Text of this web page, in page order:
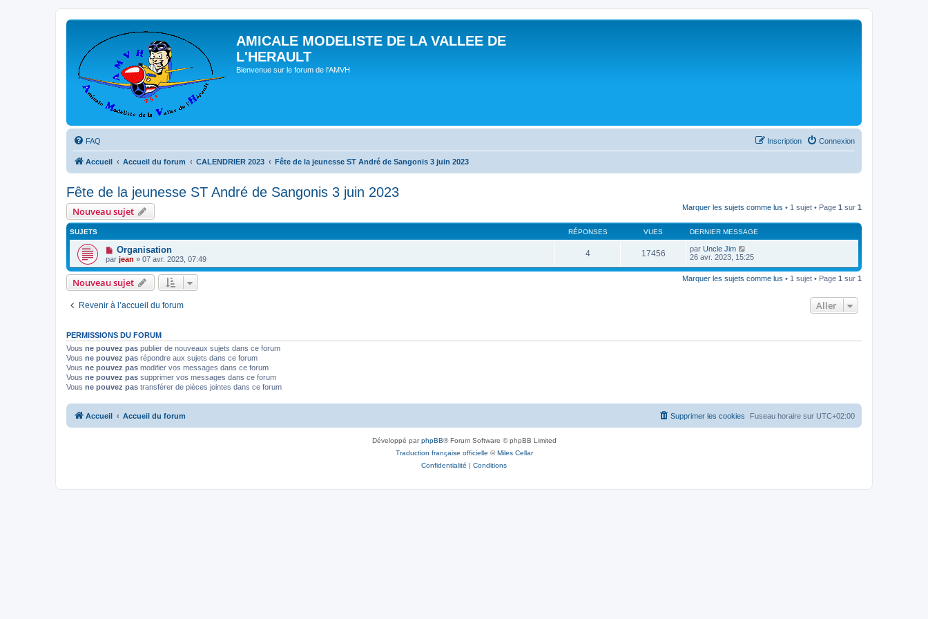
AMICALE MODELISTE DE LA VALLEE DE
L'HERAULT
Bienvenue sur le forum de l'AMVH
FAQ Connexion
Inscription
Accueil Accueil du forum CALENDRIER 2023 Fête de la jeunesse ST André de Sangonis 3 juin 2023
Fête de la jeunesse ST André de Sangonis 3 juin 2023
Nouveau sujet Marquer les sujets comme lus • 1 sujet • Page 1 sur 1
SUJETS RÉPONSES VUES DERNIER MESSAGE
Organisation
par jean » 07 avr. 2023, 07:49
4 17456 par Uncle Jim
26 avr. 2023, 15:25
Nouveau sujet Marquer les sujets comme lus • 1 sujet • Page 1 sur 1
Revenir à l’accueil du forum Aller
PERMISSIONS DU FORUM
Vous ne pouvez pas publier de nouveaux sujets dans ce forum
Vous ne pouvez pas répondre aux sujets dans ce forum
Vous ne pouvez pas modifier vos messages dans ce forum
Vous ne pouvez pas supprimer vos messages dans ce forum
Vous ne pouvez pas transférer de pièces jointes dans ce forum
Accueil Accueil du forum Fuseau horaire sur UTC+02:00
Supprimer les cookies
Développé parphpBB® Forum Software © phpBB Limited
Traduction française officielle ©Miles Cellar
Confidentialité | Conditions